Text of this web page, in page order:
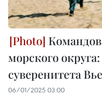
морского
суверенитета
06/01/2025 03:00